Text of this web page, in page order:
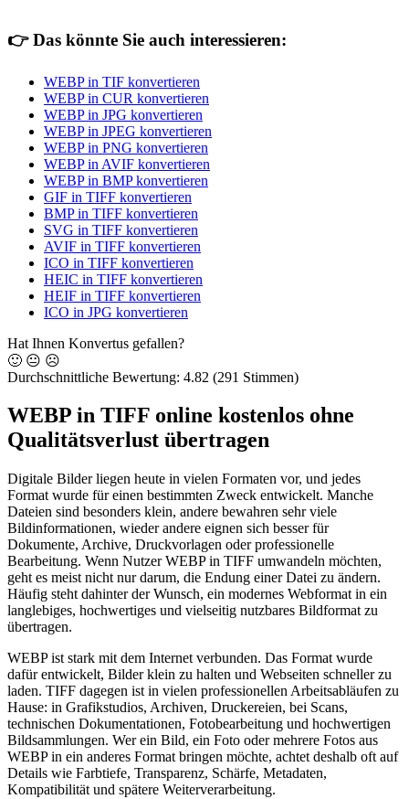
👉Das könnte Sie auch interessieren:
WEBP in TIF konvertieren
WEBP in CUR konvertieren
WEBP in JPG konvertieren
WEBP in JPEG konvertieren
WEBP in PNG konvertieren
WEBP in AVIF konvertieren
WEBP in BMP konvertieren
GIF in TIFF konvertieren
BMP in TIFF konvertieren
SVG in TIFF konvertieren
AVIF in TIFF konvertieren
ICO in TIFF konvertieren
HEIC in TIFF konvertieren
HEIF in TIFF konvertieren
ICO in JPG konvertieren
Hat Ihnen Konvertus gefallen?
🙂 😐 ☹️
Durchschnittliche Bewertung: 4.82 (291 Stimmen)
WEBP in TIFF online kostenlos ohne
Qualitätsverlust übertragen
Digitale Bilder liegen heute in vielen Formaten vor, und jedes
Format wurde für einen bestimmten Zweck entwickelt. Manche
Dateien sind besonders klein, andere bewahren sehr viele
Bildinformationen, wieder andere eignen sich besser für
Dokumente, Archive, Druckvorlagen oder professionelle
Bearbeitung. Wenn Nutzer WEBP in TIFF umwandeln möchten,
geht es meist nicht nur darum, die Endung einer Datei zu ändern.
Häufig steht dahinter der Wunsch, ein modernes Webformat in ein
langlebiges, hochwertiges und vielseitig nutzbares Bildformat zu
übertragen.
WEBP ist stark mit dem Internet verbunden. Das Format wurde
dafür entwickelt, Bilder klein zu halten und Webseiten schneller zu
laden. TIFF dagegen ist in vielen professionellen Arbeitsabläufen zu
Hause: in Grafikstudios, Archiven, Druckereien, bei Scans,
technischen Dokumentationen, Fotobearbeitung und hochwertigen
Bildsammlungen. Wer ein Bild, ein Foto oder mehrere Fotos aus
WEBP in ein anderes Format bringen möchte, achtet deshalb oft auf
Details wie Farbtiefe, Transparenz, Schärfe, Metadaten,
Kompatibilität und spätere Weiterverarbeitung.